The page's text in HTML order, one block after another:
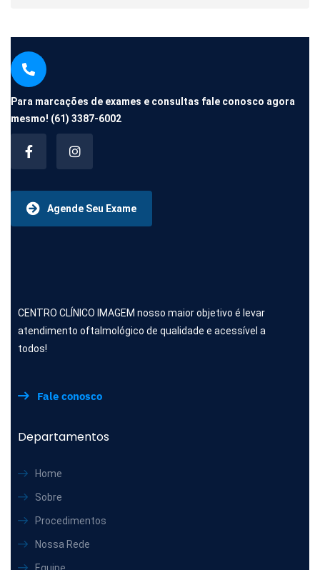
Para marcações de exames e consultas fale conosco agora
mesmo! (61) 3387-6002
Agende Seu Exame
CENTRO CLÍNICO IMAGEM nosso maior objetivo é levar
atendimento oftalmológico de qualidade e acessível a
todos!
Fale conosco
Departamentos
Home
Sobre
Procedimentos
Nossa Rede